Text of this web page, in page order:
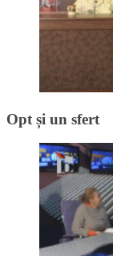
Opt și un sfert